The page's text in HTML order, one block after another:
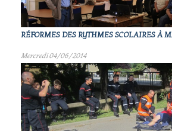
RÉFORMES DES RYTHMES SCOLAIRES À
Mercredi 04/06/2014